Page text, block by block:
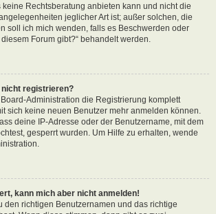
keine Rechtsberatung anbieten kann und nicht die
jeglicher Art ist; außer solchen, die
soll ich mich wenden, falls es Beschwerden oder
Forum gibt?“ behandelt werden.
registrieren?
Administration die Registrierung komplett
sich keine neuen Benutzer mehr anmelden können.
deine IP-Adresse oder der Benutzername, mit dem
gesperrt wurden. Um Hilfe zu erhalten, wende
kann mich aber nicht anmelden!
den richtigen Benutzernamen und das richtige